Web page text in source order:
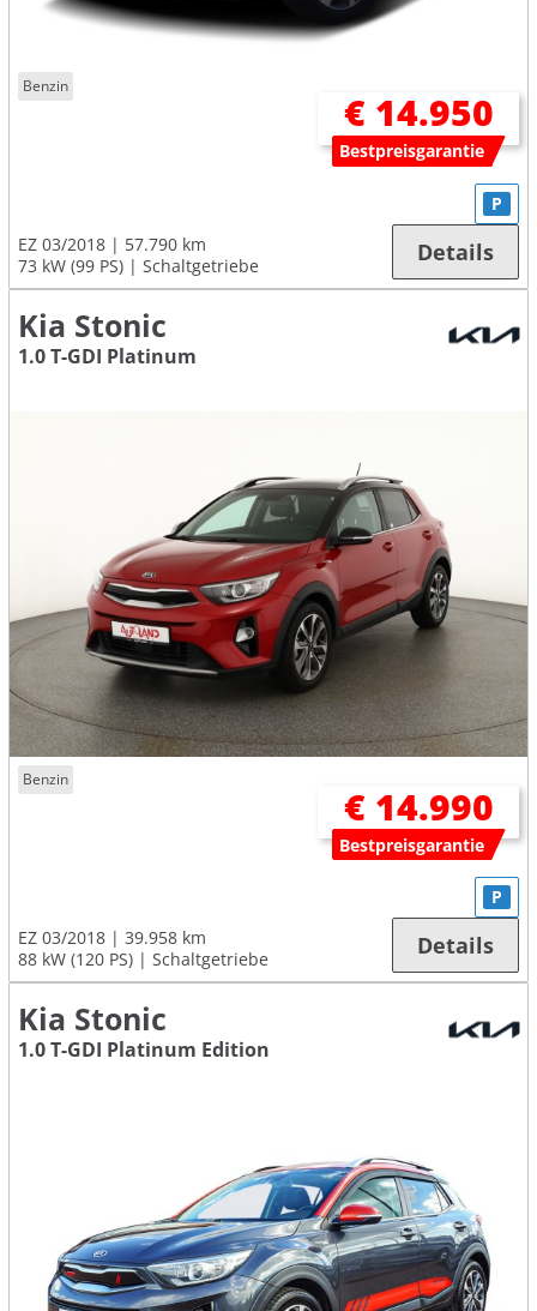
Benzin
€ 14.950
Bestpreisgarantie
EZ 03/2018
57.790 km
73 kW (99 PS)
Schaltgetriebe
P
Details
Kia Stonic
1.0 T-GDI Platinum
Benzin
€ 14.990
Bestpreisgarantie
EZ 03/2018
39.958 km
88 kW (120 PS)
Schaltgetriebe
P
Details
Kia Stonic
1.0 T-GDI Platinum Edition